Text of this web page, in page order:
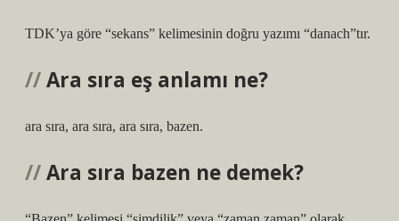
TDK’ya göre “sekans” kelimesinin doğru yazımı “danach”tır.
Ara sıra eş anlamı ne?
ara sıra, ara sıra, ara sıra, bazen.
Ara sıra bazen ne demek?